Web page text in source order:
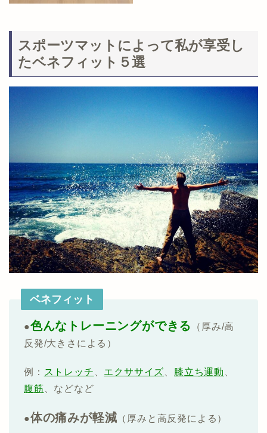
スポーツマットによって私が享受し
たベネフィット５選
ベネフィット
●色んなトレーニングができる
（厚み/高
反発/大きさによる）
例： ストレッチ 、 エクササイズ 、 膝立ち運動 、
腹筋 、などなど
●体の痛みが軽減 （厚みと高反発による）